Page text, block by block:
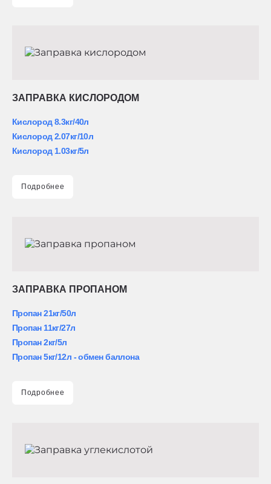
ЗАПРАВКА КИСЛОРОДОМ
Кислород 8.3кг/40л
Кислород 2.07кг/10л
Кислород 1.03кг/5л
Подробнее
ЗАПРАВКА ПРОПАНОМ
Пропан 21кг/50л
Пропан 11кг/27л
Пропан 2кг/5л
Пропан 5кг/12л - обмен баллона
Подробнее